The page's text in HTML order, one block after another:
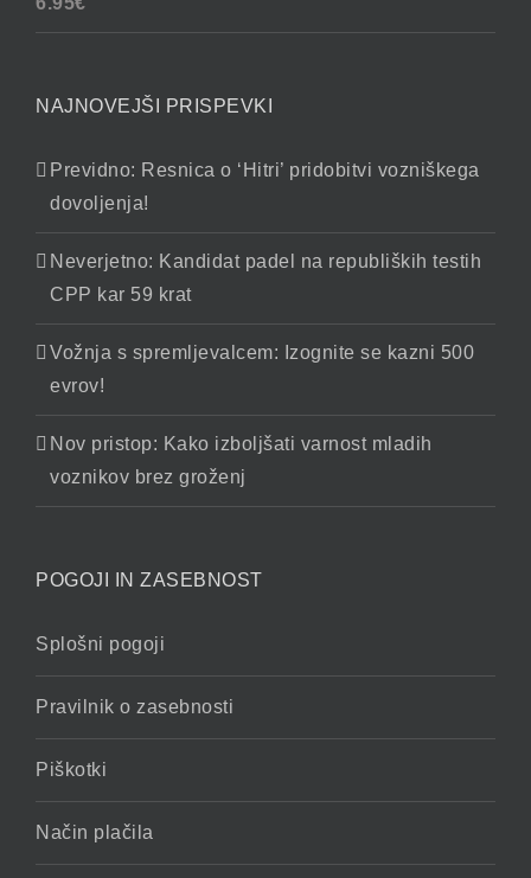
NAJNOVEJŠI PRISPEVKI
Previdno: Resnica o ‘Hitri’ pridobitvi vozniškega
dovoljenja!
Neverjetno: Kandidat padel na republiških testih
CPP kar 59 krat
Vožnja s spremljevalcem: Izognite se kazni 500
evrov!
Nov pristop: Kako izboljšati varnost mladih
voznikov brez groženj
POGOJI IN ZASEBNOST
Splošni pogoji
Pravilnik o zasebnosti
Piškotki
Način plačila